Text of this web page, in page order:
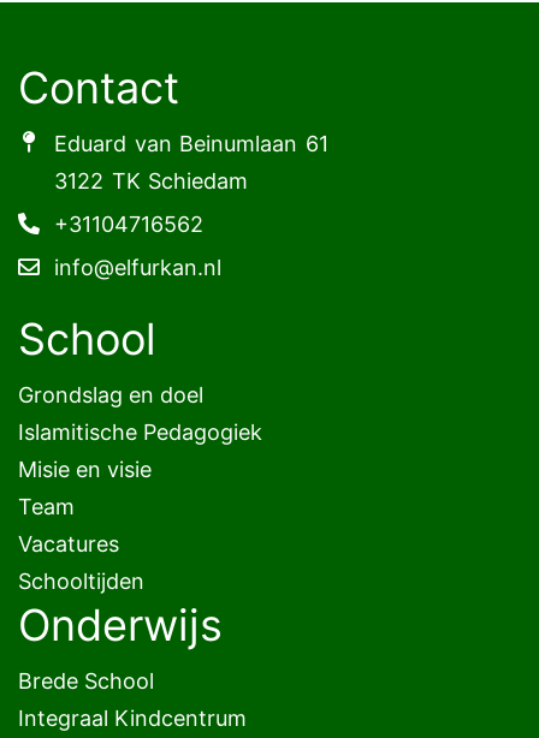
Contact
Eduard van Beinumlaan 61
3122 TK Schiedam
+31104716562
info@elfurkan.nl
School
Grondslag en doel
Islamitische Pedagogiek
Misie en visie
Team
Vacatures
Schooltijden
Onderwijs
Brede School
Integraal Kindcentrum